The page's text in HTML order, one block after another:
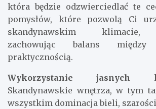
która będzie odzwierciedlać te
pomysłów, które pozwolą Ci
skandynawskim klimacie,
zachowując balans
praktycznością.
Wykorzystanie jasnych
Skandynawskie wnętrza, w tym
wszystkim dominacja bieli,